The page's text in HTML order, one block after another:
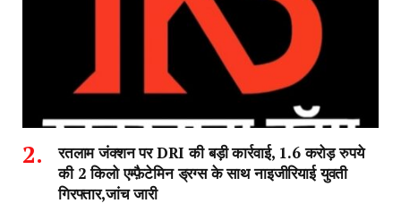
रतलाम जंक्शन पर DRI की बड़ी कार्रवाई, 1.6 करोड़ रुपये
की 2 किलो एम्फ़ैटेमिन ड्रग्स के साथ नाइजीरियाई युवती
गिरफ्तार,जांच जारी